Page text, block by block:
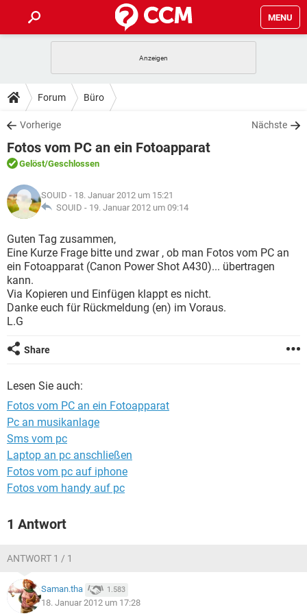
MENU
ANDROID
WINDOWS 10
WHATSAPP TIKTOK
FACEBOOK
TIPPS & TRICKS
SPIELE
WINDOWS 10
WHATSAPP
FACEBOOK HARDWARE
DOWNLOADS
SPIELE STREAMING
ANDROID
WINDOWS 10 INSTAGRAM
WHATSAPP
FACEBOOK
FORUM
SPIELE
ANDROID IOS
WHATSAPP TIKTOK
FACEBOOK
LEXIKON
SPIELE
ANDROID
WINDOWS 10 INSTAGRAM
WHATSAPP TIKTOK
FACEBOOK HARDWARE
Forum Büro
Vorherige Nächste
Fotos vom PC an ein Fotoapparat
Gelöst/Geschlossen
SOUID - 18. Januar 2012 um 15:21
SOUID - 19. Januar 2012 um 09:14
Guten Tag zusammen,
Eine Kurze Frage bitte und zwar , ob man Fotos vom PC an
ein Fotoapparat (Canon Power Shot A430)... übertragen
kann.
Via Kopieren und Einfügen klappt es nicht.
Danke euch für Rückmeldung (en) im Voraus.
L.G
Share
Lesen Sie auch:
Fotos vom PC an ein Fotoapparat
Pc an musikanlage
Sms vom pc
Laptop an pc anschließen
Fotos vom pc auf iphone
Fotos vom handy auf pc
1 Antwort
ANTWORT 1 / 1
Saman.tha 1.583
18. Januar 2012 um 17:28